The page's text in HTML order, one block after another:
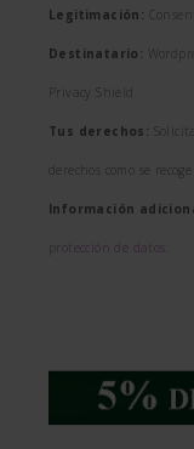
Legitimación:
Destinatario:
Privacy Shield
Tus derechos:
derechos como se
Información
protección de datos